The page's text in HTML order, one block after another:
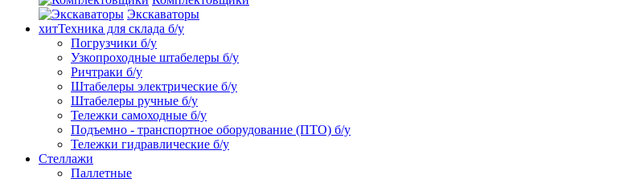
Экскаваторы
хитТехника для склада б/у
Погрузчики б/у
Узкопроходные штабелеры б/у
Ричтраки б/у
Штабелеры электрические б/у
Штабелеры ручные б/у
Тележки самоходные б/у
Подъемно - транспортное оборудование (ПТО) б/у
Тележки гидравлические б/у
Стеллажи
Паллетные